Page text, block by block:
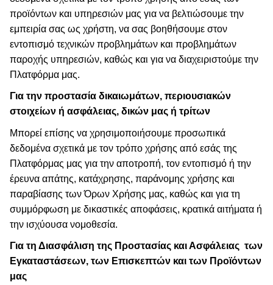
προϊόντων και υπηρεσιών μας για να βελτιώσουμε την
εμπειρία σας ως χρήστη, να σας βοηθήσουμε στον
εντοπισμό τεχνικών προβλημάτων και προβλημάτων
παροχής υπηρεσιών, καθώς και για να διαχειριστούμε την
Πλατφόρμα μας.
Για την προστασία δικαιωμάτων, περιουσιακών
στοιχείων ή ασφάλειας, δικών μας ή τρίτων
Μπορεί επίσης να χρησιμοποιήσουμε προσωπικά
δεδομένα σχετικά με τον τρόπο χρήσης από εσάς της
Πλατφόρμας μας για την αποτροπή, τον εντοπισμό ή την
έρευνα απάτης, κατάχρησης, παράνομης χρήσης και
παραβίασης των Όρων Χρήσης μας, καθώς και για τη
συμμόρφωση με δικαστικές αποφάσεις, κρατικά αιτήματα ή
την ισχύουσα νομοθεσία.
Για τη Διασφάλιση της Προστασίας και Ασφάλειας των
Εγκαταστάσεων, των Επισκεπτών και των Προϊόντων
μας